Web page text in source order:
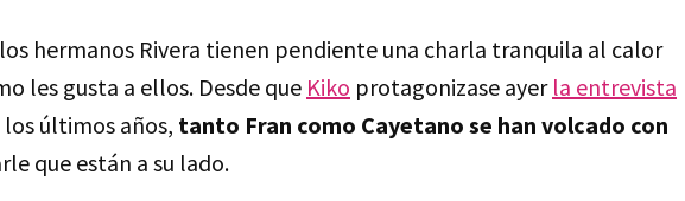
hermanos Rivera tienen pendiente una charla tranquila al calor
les gusta a ellos. Desde que Kiko protagonizase ayer la entrevista
los últimos años, tanto Fran como Cayetano se han volcado con
que están a su lado.